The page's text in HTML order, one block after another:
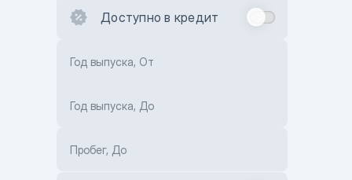
Доступно в кредит
Год выпуска, От
Год выпуска, До
Пробег, До